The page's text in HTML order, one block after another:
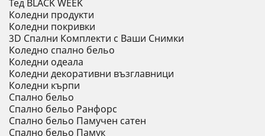
Тед BLACK WEEK
Коледни продукти
Коледни покривки
3D Спални Комплекти с Ваши Снимки
Коледно спално бельо
Коледни одеала
Коледни декоративни възглавници
Коледни кърпи
Спално бельо
Спално бельо Ранфорс
Спално бельо Памучен сатен
Спално бельо Памук